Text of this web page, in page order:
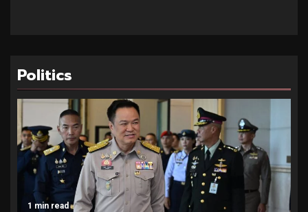
Politics
1 min read